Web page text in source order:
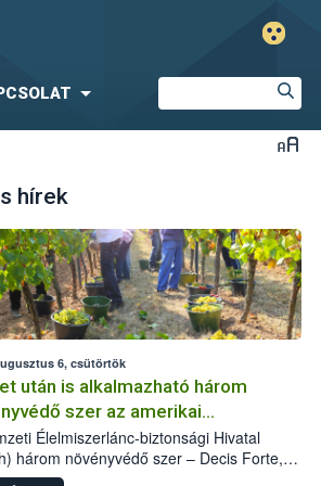
hírek
6, csütörtök
után is alkalmazható három
szer az amerikai
ellen
Élelmiszerlánc-biztonsági Hivatal
három növényvédő szer – Decis Forte,
24 EW, Oroganic – engedélyokiratát